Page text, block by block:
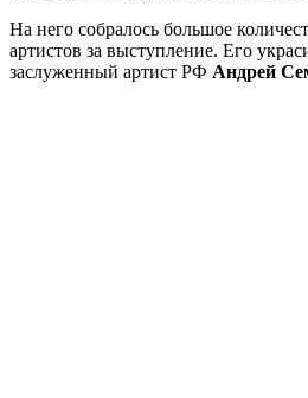
На него собралось большое
артистов за выступление. Его
заслуженный артист РФ Андрей